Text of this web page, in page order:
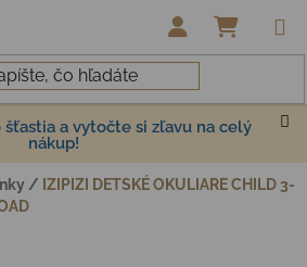
šťastia a vytočte si zľavu na celý
nákup!
/ IZIPIZI DETSKÉ OKULIARE CHILD 3-